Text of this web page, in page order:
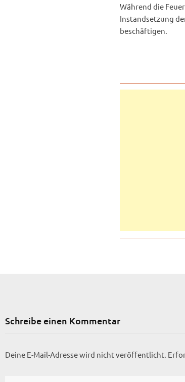
Während die
Instandsetzung
beschäftigen.
Schreibe einen Kommentar
Deine E-Mail-Adresse wird nicht veröffentlicht.